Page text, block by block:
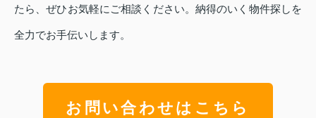
たら、ぜひお気軽にご相談ください。納得のいく物件探しを
全力でお手伝いします。
お問い合わせはこちら